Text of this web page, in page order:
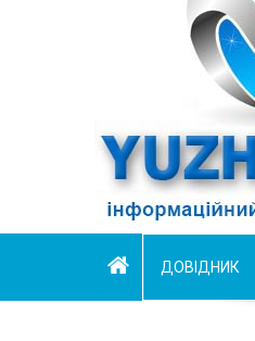
ДОВІДНИК